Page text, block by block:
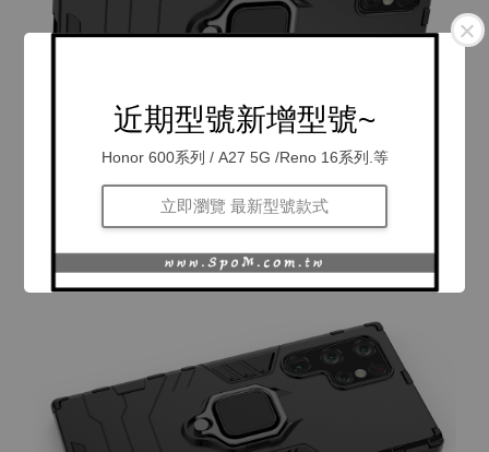
近期型號新增型號~
Honor 600系列 / A27 5G /Reno 16系列.等
立即瀏覽 最新型號款式